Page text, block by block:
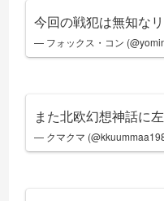
今回の戦犯は無知な
— フォックス・コン
また北欧幻想神話に
— クマクマ